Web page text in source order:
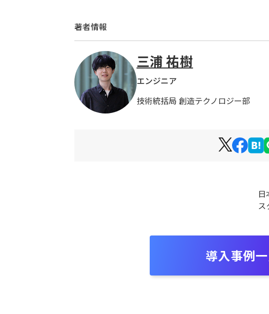
著者情報
三浦 祐樹
エンジニア
技術統括局 創造テクノロジー部
ス
導入事例